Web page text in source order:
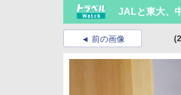
JALと東大、
前の画像